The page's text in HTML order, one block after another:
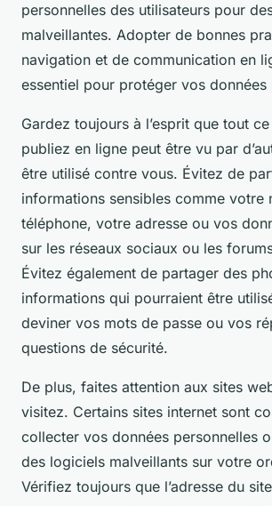
personnelles des utilisateurs pour
malveillantes. Adopter de bonnes
navigation et de communication en
essentiel pour protéger vos données
Gardez toujours à l’esprit que tout
publiez en ligne peut être vu par
être utilisé contre vous. Évitez de
informations sensibles comme votre
téléphone, votre adresse ou vos
sur les réseaux sociaux ou les
Évitez également de partager des
informations qui pourraient être
deviner vos mots de passe ou vos
questions de sécurité.
De plus, faites attention aux sites
visitez. Certains sites internet sont
collecter vos données personnelles
des logiciels malveillants sur votre
Vérifiez toujours que l’adresse du